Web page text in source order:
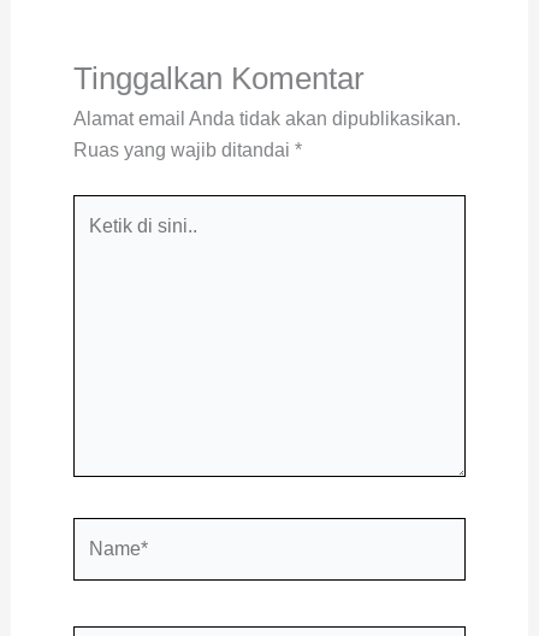
Tinggalkan Komentar
Alamat email Anda tidak akan dipublikasikan.
Ruas yang wajib ditandai *